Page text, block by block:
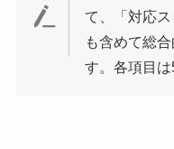
て、「対応
も含めて総
す。各項目は